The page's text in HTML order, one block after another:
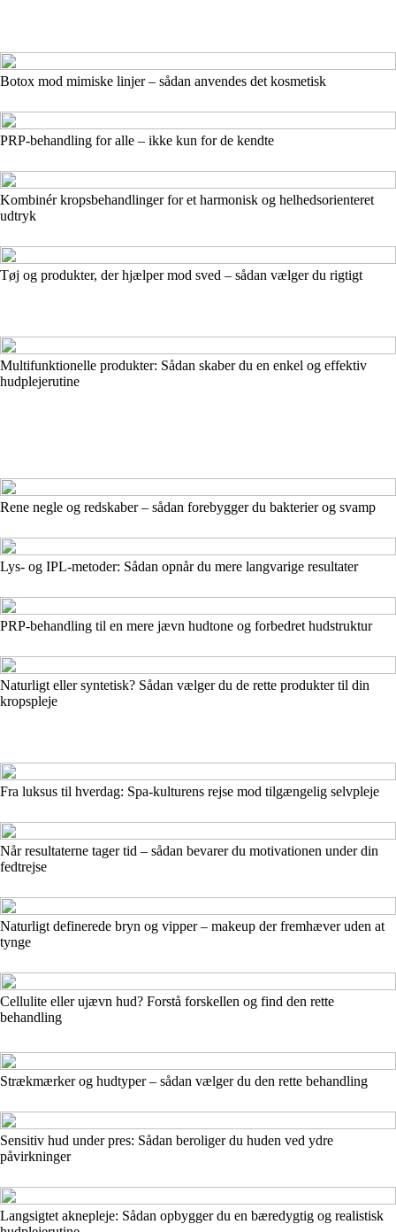
Botox mod mimiske linjer – sådan anvendes det kosmetisk
PRP-behandling for alle – ikke kun for de kendte
Kombinér kropsbehandlinger for et harmonisk og helhedsorienteret
udtryk
Tøj og produkter, der hjælper mod sved – sådan vælger du rigtigt
Multifunktionelle produkter: Sådan skaber du en enkel og effektiv
hudplejerutine
Rene negle og redskaber – sådan forebygger du bakterier og svamp
Lys- og IPL-metoder: Sådan opnår du mere langvarige resultater
PRP-behandling til en mere jævn hudtone og forbedret hudstruktur
Naturligt eller syntetisk? Sådan vælger du de rette produkter til din
kropspleje
Fra luksus til hverdag: Spa-kulturens rejse mod tilgængelig selvpleje
Når resultaterne tager tid – sådan bevarer du motivationen under din
fedtrejse
Naturligt definerede bryn og vipper – makeup der fremhæver uden at
tynge
Cellulite eller ujævn hud? Forstå forskellen og find den rette
behandling
Strækmærker og hudtyper – sådan vælger du den rette behandling
Sensitiv hud under pres: Sådan beroliger du huden ved ydre
påvirkninger
Langsigtet aknepleje: Sådan opbygger du en bæredygtig og realistisk